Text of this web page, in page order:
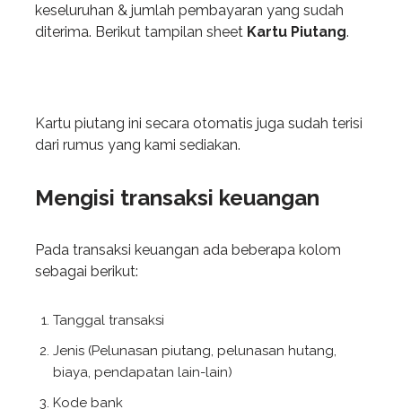
keseluruhan & jumlah pembayaran yang sudah
diterima. Berikut tampilan sheet Kartu Piutang.
Kartu piutang ini secara otomatis juga sudah terisi
dari rumus yang kami sediakan.
Mengisi transaksi keuangan
Pada transaksi keuangan ada beberapa kolom
sebagai berikut:
Tanggal transaksi
Jenis (Pelunasan piutang, pelunasan hutang,
biaya, pendapatan lain-lain)
Kode bank